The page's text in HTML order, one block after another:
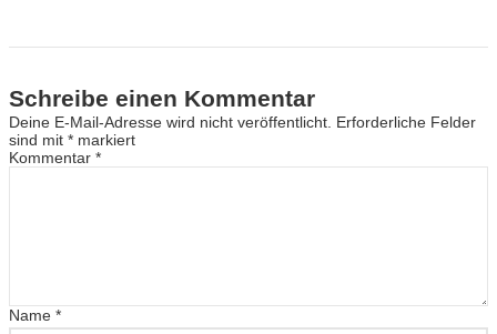
Schreibe einen Kommentar
Deine E-Mail-Adresse wird nicht veröffentlicht. Erforderliche Felder
sind mit * markiert
Kommentar *
Name *